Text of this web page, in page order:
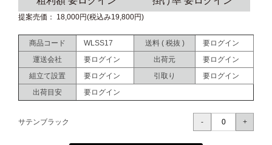
提案売価： 18,000円(税込み19,800円)
商品コード WLSS17 送料 ( 税抜 )
要ログイン
運送会社
要ログイン 出荷元
要ログイン
組立て設置
要ログイン 引取り
要ログイン
出荷目安
要ログイン
サテンブラック